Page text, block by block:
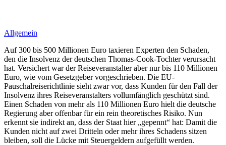
Allgemein
Auf 300 bis 500 Millionen Euro taxieren Experten den Schaden,
den die Insolvenz der deutschen Thomas-Cook-Tochter verursacht
hat. Versichert war der Reiseveranstalter aber nur bis 110 Millionen
Euro, wie vom Gesetzgeber vorgeschrieben. Die EU-
Pauschalreiserichtlinie sieht zwar vor, dass Kunden für den Fall der
Insolvenz ihres Reiseveranstalters vollumfänglich geschützt sind.
Einen Schaden von mehr als 110 Millionen Euro hielt die deutsche
Regierung aber offenbar für ein rein theoretisches Risiko. Nun
erkennt sie indirekt an, dass der Staat hier „gepennt“ hat: Damit die
Kunden nicht auf zwei Dritteln oder mehr ihres Schadens sitzen
bleiben, soll die Lücke mit Steuergeldern aufgefüllt werden.